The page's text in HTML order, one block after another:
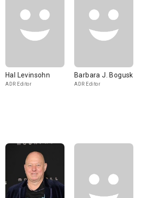
Hal Levinsohn
ADR Editor
Barbara J. Boguski
ADR Editor